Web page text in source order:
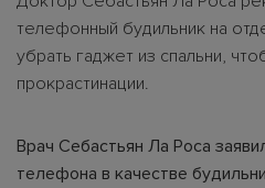
телефонный будильник на
убрать гаджет из спальни,
прокрастинации.
Врач Себастьян Ла Роса
телефона в качестве